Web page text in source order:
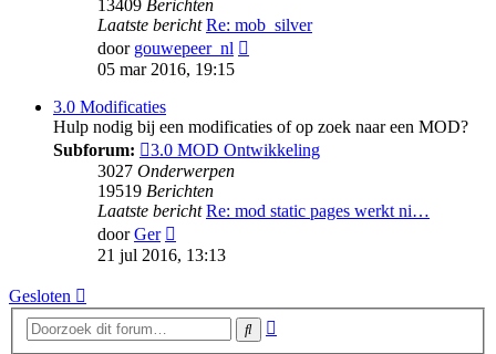
13409 Berichten
Laatste bericht Re: mob_silver
door gouwepeer_nl
05 mar 2016, 19:15
3.0 Modificaties
Hulp nodig bij een modificaties of op zoek naar een MOD?
Subforum:
3.0 MOD Ontwikkeling
3027 Onderwerpen
19519 Berichten
Laatste bericht Re: mod static pages werkt ni…
doorGer
laatste
bericht
21 jul 2016, 13:13
Gesloten
Zoek